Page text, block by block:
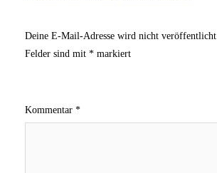
Deine E-Mail-Adresse wird nicht veröffentlicht.
Felder sind mit * markiert
Kommentar *